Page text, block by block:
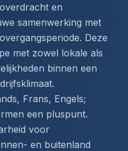
en
samenwerking met
Deze
met zowel lokale als
binnen een
Frans, Engels;
een pluspunt.
voor
en buitenland